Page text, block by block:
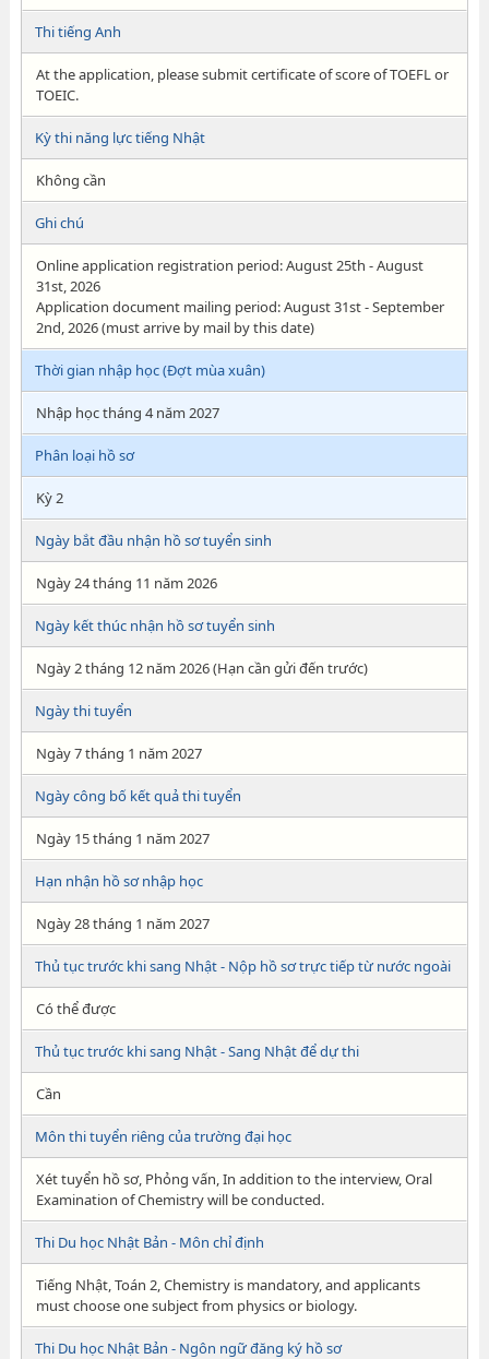
Thi tiếng Anh
At the application, please submit certificate of score of TOEFL or
TOEIC.
Kỳ thi năng lực tiếng Nhật
Không cần
Ghi chú
Online application registration period: August 25th - August
31st, 2026
Application document mailing period: August 31st - September
2nd, 2026 (must arrive by mail by this date)
Thời gian nhập học (Đợt mùa xuân)
Nhập học tháng 4 năm 2027
Phân loại hồ sơ
Kỳ 2
Ngày bắt đầu nhận hồ sơ tuyển sinh
Ngày 24 tháng 11 năm 2026
Ngày kết thúc nhận hồ sơ tuyển sinh
Ngày 2 tháng 12 năm 2026 (Hạn cần gửi đến trước)
Ngày thi tuyển
Ngày 7 tháng 1 năm 2027
Ngày công bố kết quả thi tuyển
Ngày 15 tháng 1 năm 2027
Hạn nhận hồ sơ nhập học
Ngày 28 tháng 1 năm 2027
Thủ tục trước khi sang Nhật - Nộp hồ sơ trực tiếp từ nước ngoài
Có thể được
Thủ tục trước khi sang Nhật - Sang Nhật để dự thi
Cần
Môn thi tuyển riêng của trường đại học
Xét tuyển hồ sơ, Phỏng vấn, In addition to the interview, Oral
Examination of Chemistry will be conducted.
Thi Du học Nhật Bản - Môn chỉ định
Tiếng Nhật, Toán 2, Chemistry is mandatory, and applicants
must choose one subject from physics or biology.
Thi Du học Nhật Bản - Ngôn ngữ đăng ký hồ sơ